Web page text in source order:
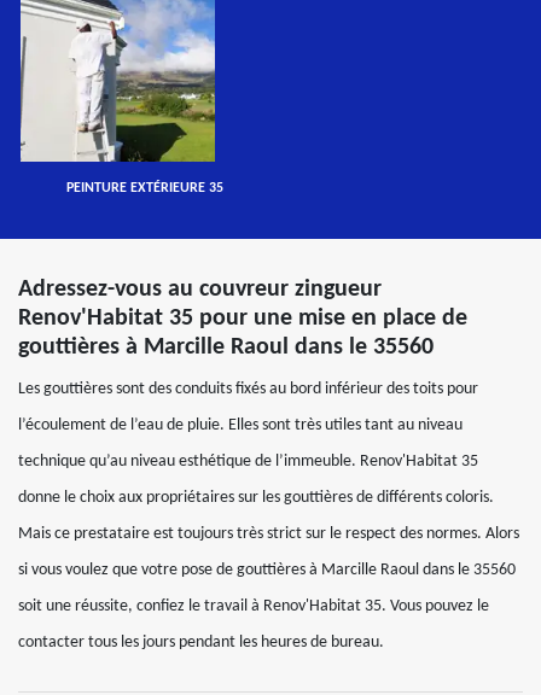
PEINTURE EXTÉRIEURE 35
Adressez-vous au couvreur zingueur
Renov'Habitat 35 pour une mise en place de
gouttières à Marcille Raoul dans le 35560
Les gouttières sont des conduits fixés au bord inférieur des toits pour
l’écoulement de l’eau de pluie. Elles sont très utiles tant au niveau
technique qu’au niveau esthétique de l’immeuble. Renov'Habitat 35
donne le choix aux propriétaires sur les gouttières de différents coloris.
Mais ce prestataire est toujours très strict sur le respect des normes. Alors
si vous voulez que votre pose de gouttières à Marcille Raoul dans le 35560
soit une réussite, confiez le travail à Renov'Habitat 35. Vous pouvez le
contacter tous les jours pendant les heures de bureau.